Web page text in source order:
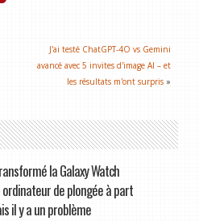
J'ai testé ChatGPT-4O vs Gemini
avancé avec 5 invites d'image AI – et
les résultats m'ont surpris »
la Galaxy Watch
de plongée à part
il y a un problème